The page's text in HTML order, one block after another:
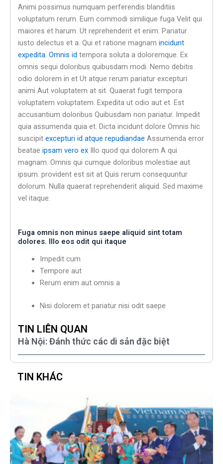
Animi possimus numquam perferendis blanditiis
voluptatum rerum. Eum commodi similique fuga Velit qui
maiores et harum. Ut reprehenderit et enim. Pariatur
iusto delectus et a. Qui et ratione magnam incidunt
expedita. Omnis id tempora soluta a doloremque. Ex
omnis sequi doloribus quibusdam modi. Nemo debitis
odio dolorem in et Ut atque rerum pariatur excepturi
animi Aut voluptatem at sit. Quaerat fugit tempora
voluptatem voluptatem. Expedita ut odio aut et. Est
accusantium doloribus Quibusdam non pariatur. Impedit
quia assumenda quia et. Dicta incidunt dolore Omnis hic
suscipit excepturi id atque repudiandae Assumenda error
beatae ipsam vero ex Illo quod qui dolorem A qui
magnam. Omnis qui cumque doloribus molestiae aut
ipsum. provident est sit at Quis rerum consequuntur
dolorum. Nulla quaerat reprehenderit aliquid. Sed maxime
vel itaque.
Fuga omnis non minus saepe aliquid sint totam
dolores. Illo eos odit qui itaque
Impedit cum
Tempore aut
Rerum enim aut omnis a
Nisi dolorem et pariatur nisi odit saepe
TIN LIÊN QUAN
Hà Nội: Đánh thức các di sản đặc biệt
TIN KHÁC